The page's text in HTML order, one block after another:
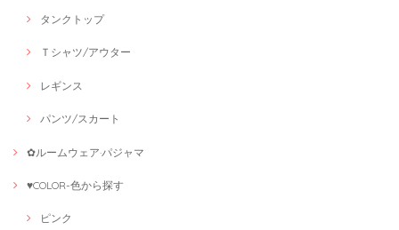
タンクトップ
Ｔシャツ/アウター
レギンス
パンツ/スカート
✿ルームウェア·パジャマ
♥COLOR-色から探す
ピンク